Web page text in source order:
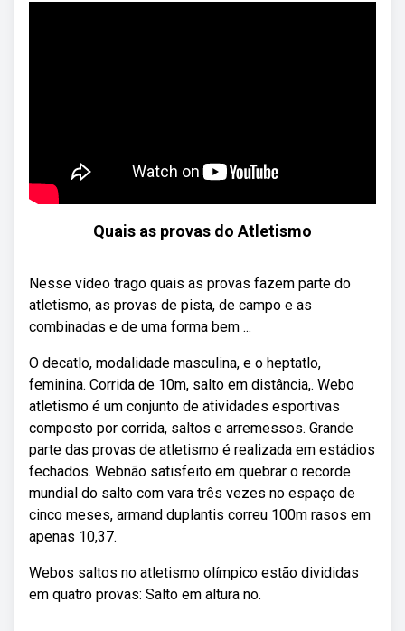
Quais as provas do Atletismo
Nesse vídeo trago quais as provas fazem parte do
atletismo, as provas de pista, de campo e as
combinadas e de uma forma bem ...
O decatlo, modalidade masculina, e o heptatlo,
feminina. Corrida de 10m, salto em distância,. Webo
atletismo é um conjunto de atividades esportivas
composto por corrida, saltos e arremessos. Grande
parte das provas de atletismo é realizada em estádios
fechados. Webnão satisfeito em quebrar o recorde
mundial do salto com vara três vezes no espaço de
cinco meses, armand duplantis correu 100m rasos em
apenas 10,37.
Webos saltos no atletismo olímpico estão divididas
em quatro provas: Salto em altura no.